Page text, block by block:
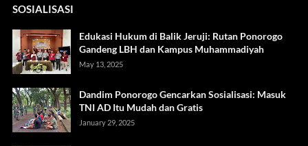
SOSIALISASI
Edukasi Hukum di Balik Jeruji: Rutan Ponorogo
Gandeng LBH dan Kampus Muhammadiyah
May 13, 2025
Dandim Ponorogo Gencarkan Sosialisasi: Masuk
TNI AD Itu Mudah dan Gratis
January 29, 2025